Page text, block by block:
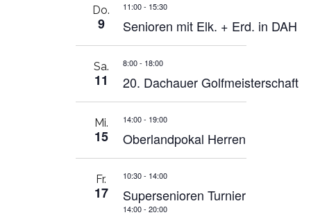
Do.
9
11:00- 15:30
Senioren mit Elk. + Erd. in DAH
Sa.
11
8:00- 18:00
20. Dachauer Golfmeisterschaft
Mi.
15
14:00- 19:00
Oberlandpokal Herren
Fr.
17
10:30- 14:00
Supersenioren Turnier
14:00- 20:00